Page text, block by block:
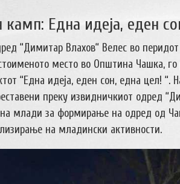
камп: Една идеја, еден
“Димитар Влахов“ Велес во
место во Општина Чашка,
“Една идеја, еден сон, една цел!
преку извидничкиот одред
млади за формирање на одред од
на младински активности.